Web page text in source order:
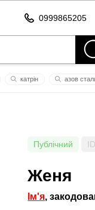
0999865205
кaтрін
азов
Публічний
Женя
Ім'я,